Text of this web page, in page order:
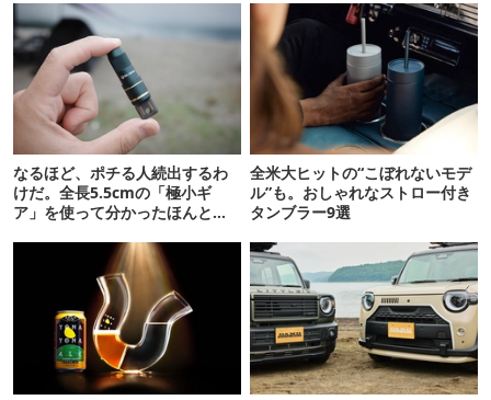
なるほど、ポチる人続出するわ
けだ。全長5.5cmの「極小ギ
ア」を使って分かったほんとの
全米大ヒットの“こぼれないモデ
ル”も。おしゃれなストロー付き
タンブラー9選